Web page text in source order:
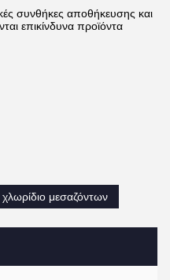
συνθήκες αποθήκευσης και
επικίνδυνα προϊόντα
μεσαζόντων